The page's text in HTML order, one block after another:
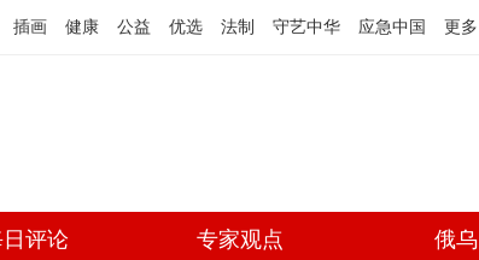
插画 健康 公益 优选 法制 守艺中华 应急中国 更多
评论 专家观点 俄乌